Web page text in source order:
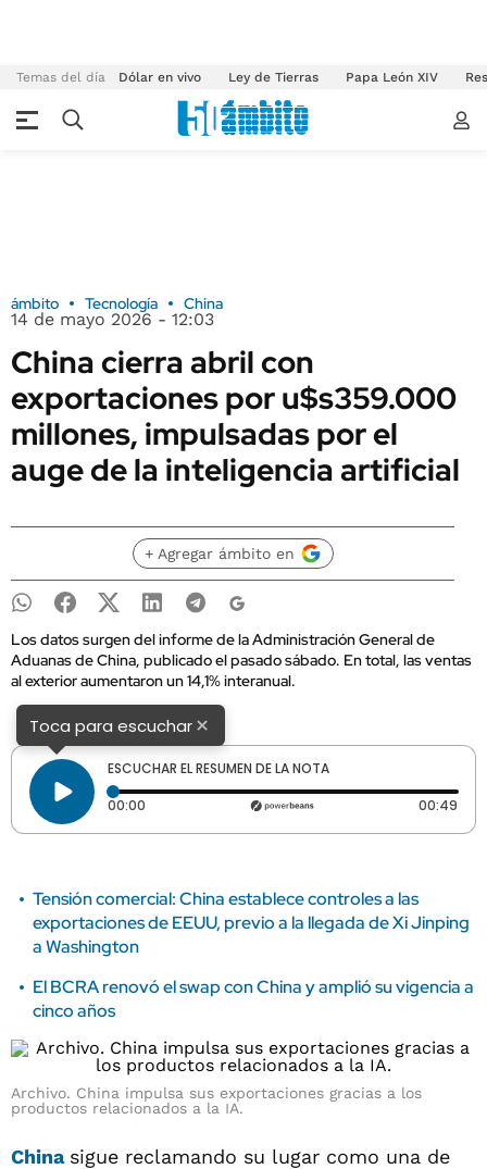
Temas del día Dólar en vivo Ley de Tierras Papa León XIV
ámbito Tecnología China
14 de mayo 2026 - 12:03
China cierra abril con
exportaciones por u$s359.000
millones, impulsadas por el
auge de la inteligencia artificial
+ Agregar ámbito en
Los datos surgen del informe de la Administración General de
Aduanas de China, publicado el pasado sábado. En total, las ventas
al exterior aumentaron un 14,1% interanual.
Toca para escuchar×
ESCUCHAR EL RESUMEN DE LA NOTA
00:00 Tiempo transcurrido: 0 segundos 00:49
Tensión comercial: China establece controles a las
exportaciones de EEUU, previo a la llegada de Xi Jinping
a Washington
El BCRA renovó el swap con China y amplió su vigencia a
cinco años
Archivo. China impulsa sus exportaciones gracias a los
productos relacionados a la IA.
China sigue reclamando su lugar como una de